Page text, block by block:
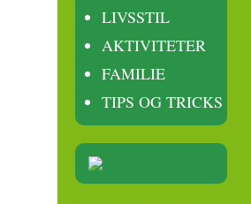
LIVSSTIL
AKTIVITETER
FAMILIE
TIPS OG TRICKS